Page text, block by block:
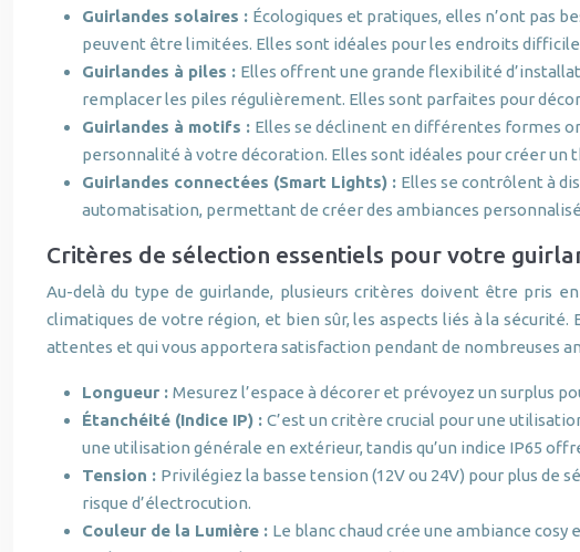
Guirlandes solaires : Écologiques et pratiques, elles n’ont pas
peuvent être limitées. Elles sont idéales pour les endroits
Guirlandes à piles : Elles offrent une grande flexibilité
remplacer les piles régulièrement. Elles sont parfaites pour
Guirlandes à motifs : Elles se déclinent en différentes formes
personnalité à votre décoration. Elles sont idéales pour créer
Guirlandes connectées (Smart Lights) : Elles se contrôlent à
automatisation, permettant de créer des ambiances
Critères de sélection essentiels pour votre
Au-delà du type de guirlande, plusieurs critères doivent être pris
climatiques de votre région, et bien sûr, les aspects liés à la
attentes et qui vous apportera satisfaction pendant de nombreuses
Longueur : Mesurez l’espace à décorer et prévoyez un surplus
Étanchéité (Indice IP) : C’est un critère crucial pour une
une utilisation générale en extérieur, tandis qu’un indice IP65
Tension : Privilégiez la basse tension (12V ou 24V) pour plus de
risque d’électrocution.
Couleur de la Lumière : Le blanc chaud crée une ambiance